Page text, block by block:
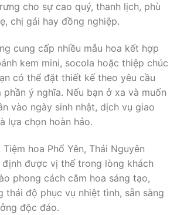
cho sự cao quý, thanh lịch, phù
chị gái hay đồng nghiệp.
cung cấp nhiều mẫu hoa kết hợp
kem mini, socola hoặc thiệp chúc
có thể đặt thiết kế theo yêu cầu
ý nghĩa. Nếu bạn ở xa và muốn
vào ngày sinh nhật, dịch vụ giao
lựa chọn hoàn hảo.
hoa Phổ Yên, Thái Nguyên
định được vị thế trong lòng khách
phong cách cắm hoa sáng tạo,
thái độ phục vụ nhiệt tình, sẵn sàng
độc đáo.